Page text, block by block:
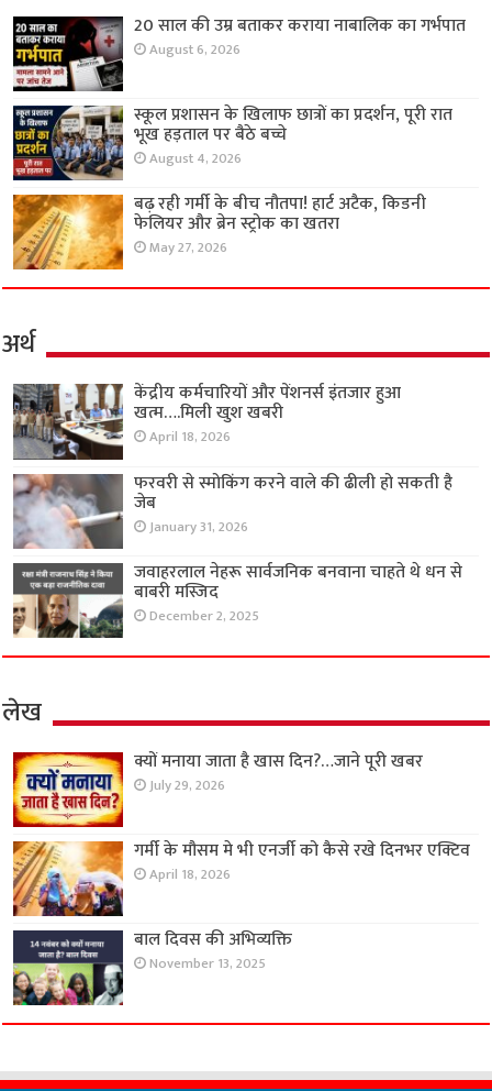
20 साल की उम्र बताकर कराया नाबालिक का गर्भपात
August 6, 2026
स्कूल प्रशासन के खिलाफ छात्रों का प्रदर्शन, पूरी रात
भूख हड़ताल पर बैठे बच्चे
August 4, 2026
बढ़ रही गर्मी के बीच नौतपा! हार्ट अटैक, किडनी
फेलियर और ब्रेन स्ट्रोक का खतरा
May 27, 2026
अर्थ
केंद्रीय कर्मचारियों और पेंशनर्स इंतजार हुआ
खत्म….मिली खुश खबरी
April 18, 2026
फरवरी से स्मोकिंग करने वाले की ढीली हो सकती है
जेब
January 31, 2026
जवाहरलाल नेहरू सार्वजनिक बनवाना चाहते थे धन से
बाबरी मस्जिद
December 2, 2025
लेख
क्यों मनाया जाता है खास दिन?…जाने पूरी खबर
July 29, 2026
गर्मी के मौसम मे भी एनर्जी को कैसे रखे दिनभर एक्टिव
April 18, 2026
बाल दिवस की अभिव्यक्ति
November 13, 2025